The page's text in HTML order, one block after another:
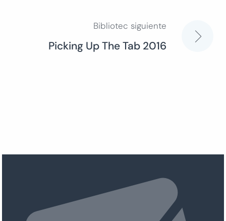
Bibliotec siguiente
Picking Up The Tab 2016